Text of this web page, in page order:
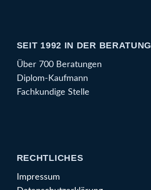
SEIT 1992 IN DER BERATUNG
Über 700 Beratungen
Diplom-Kaufmann
Fachkundige Stelle
RECHTLICHES
Impressum